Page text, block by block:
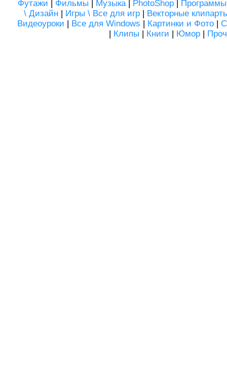
Футажи Фильмы Музыка| PhotoShop Программы
\ Дизайн | Игры \ Все для игр | Векторные
Видеоуроки | Все для Windows | Картинки и Фото|
| Клипы | Книги | Юмор |